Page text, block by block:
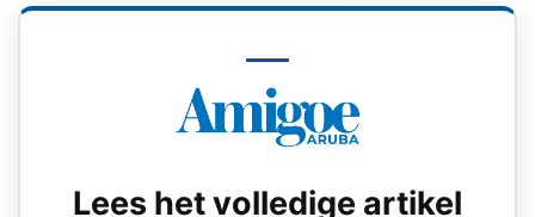
Lees het volledige artikel